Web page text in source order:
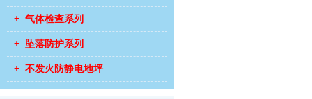
+ 气体检查系列
+ 坠落防护系列
+ 不发火防静电地坪